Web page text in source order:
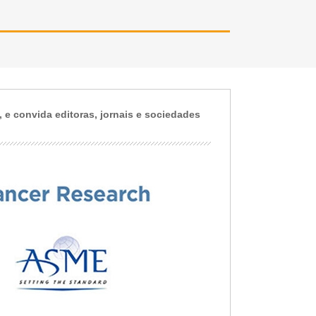
convida editoras, jornais e sociedades